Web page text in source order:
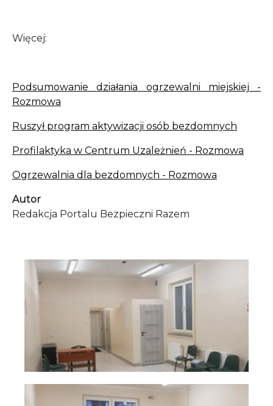
Więcej:
Podsumowanie działania ogrzewalni miejskiej -
Rozmowa
Ruszył program aktywizacji osób bezdomnych
Profilaktyka w Centrum Uzależnień - Rozmowa
Ogrzewalnia dla bezdomnych - Rozmowa
Autor
Redakcja Portalu Bezpieczni Razem